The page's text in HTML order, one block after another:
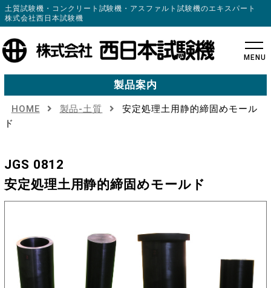
土質試験機・コンクリート試験機・アスファルト試験機のエキスパート
株式会社西日本試験機
MENU
製品案内
HOME 製品-土質
安定処理土用静的締固めモール
ド
JGS 0812
安定処理土用静的締固めモールド